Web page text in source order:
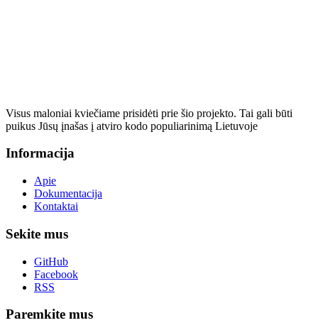
Visus maloniai kviečiame prisidėti prie šio projekto. Tai gali būti
puikus Jūsų įnašas į atviro kodo populiarinimą Lietuvoje
Informacija
Apie
Dokumentacija
Kontaktai
Sekite mus
GitHub
Facebook
RSS
Paremkite mus